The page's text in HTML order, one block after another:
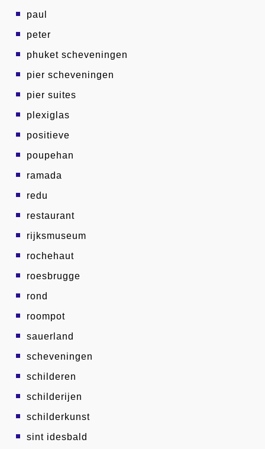
paul
peter
phuket scheveningen
pier scheveningen
pier suites
plexiglas
positieve
poupehan
ramada
redu
restaurant
rijksmuseum
rochehaut
roesbrugge
rond
roompot
sauerland
scheveningen
schilderen
schilderijen
schilderkunst
sint idesbald